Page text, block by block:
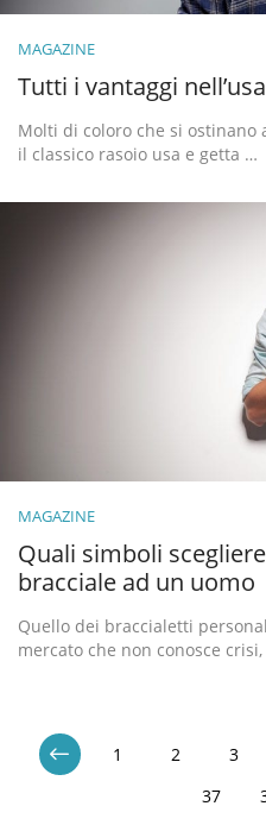
MAGAZINE
Tutti i vantaggi
Molti di coloro che si
il classico rasoio usa e getta …
MAGAZINE
Quali simboli
bracciale ad un uomo
Quello dei braccialetti
mercato che non conosce
1 2 3
37